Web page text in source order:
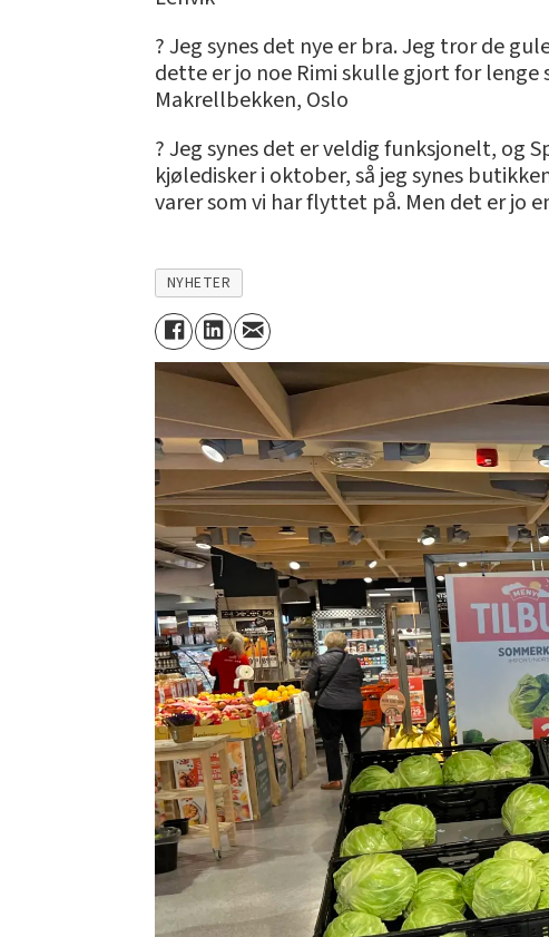
? Jeg synes det nye er bra. Jeg tror de
dette er jo noe Rimi skulle gjort for lenge
Makrellbekken, Oslo
? Jeg synes det er veldig funksjonelt, og
kjøledisker i oktober, så jeg synes
varer som vi har flyttet på. Men det er jo
NYHETER